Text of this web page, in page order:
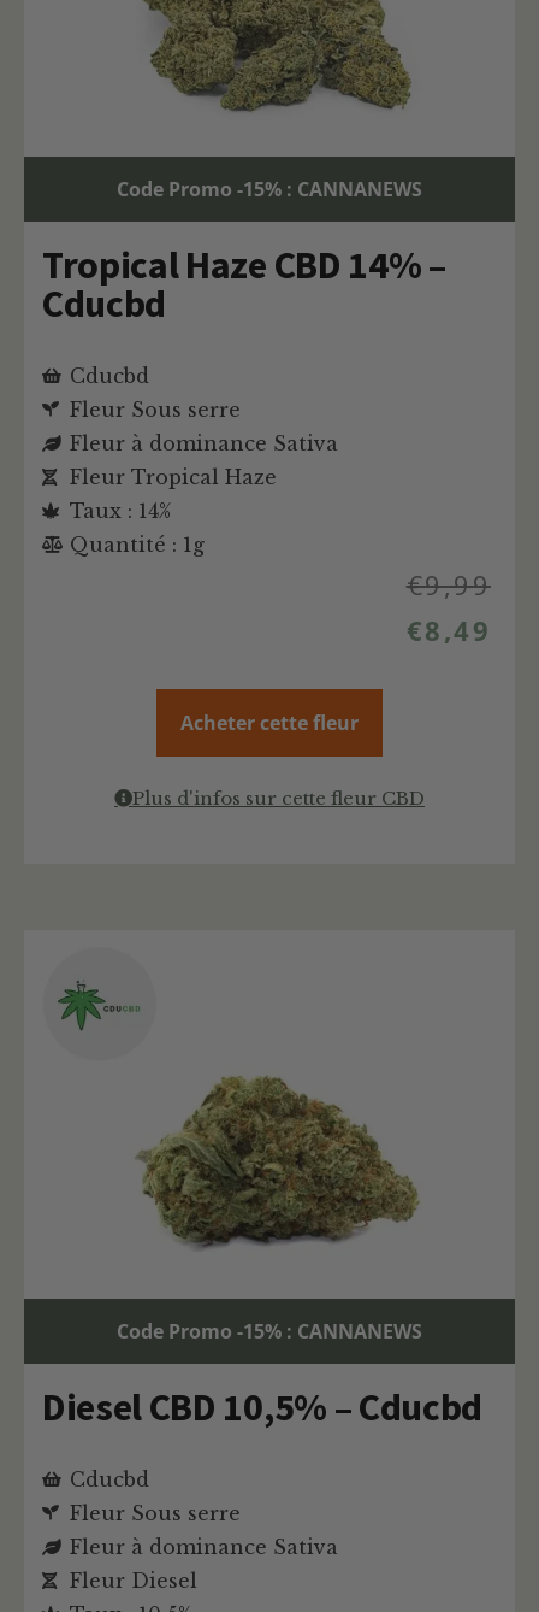
Code Promo -15% : CANNANEWS
Tropical Haze CBD 14% –
Cducbd
Cducbd
Fleur Sous serre
Fleur à dominance Sativa
Fleur Tropical Haze
Taux : 14%
Quantité : 1g
€9,99
€8,49
Acheter cette fleur
Plus d'infos sur cette fleur CBD
Code Promo -15% : CANNANEWS
Diesel CBD 10,5% – Cducbd
Cducbd
Fleur Sous serre
Fleur à dominance Sativa
Fleur Diesel